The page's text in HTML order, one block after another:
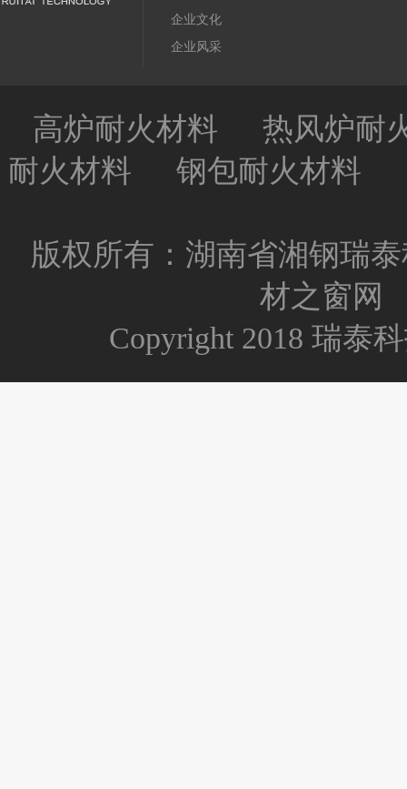
企业文化
企业风采
高炉耐火材料
热风炉耐
耐火材料
钢包耐火材料
版权所有：湖南省湘钢瑞
材之窗网
Copyright 2018 瑞